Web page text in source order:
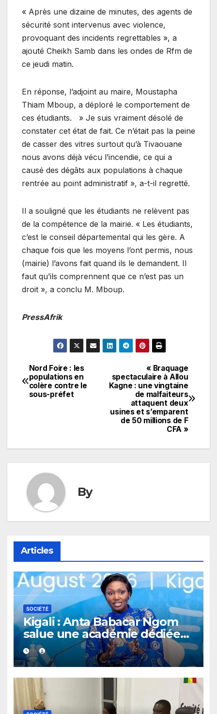
« Après une dizaine de minutes, des agents de
sécurité sont intervenus avec violence,
provoquant des incidents regrettables », a
ajouté Cheikh Samb dans les ondes de Rfm de
ce jeudi matin.
En réponse, l’adjoint au maire, Moustapha
Thiam Mboup, a déploré le comportement de
ces étudiants. » Je suis vraiment désolé de
constater cet état de fait. Ce n’était pas la peine
de casser des vitres surtout qu’à Tivaouane
nous avons déjà vécu l’incendie, ce qui a
causé des dégâts aux populations à chaque
rentrée au point administratif », a-t-il regretté.
Il a souligné que les étudiants ne relèvent pas
de la compétence de la mairie. « Les étudiants,
c’est le conseil départemental qui les gère. A
chaque fois que les moyens l’ont permis, nous
(mairie) l’avons fait quand ils le demandent. Il
faut qu’ils comprennent que ce n’est pas un
droit », a conclu M. Mboup.
PressAfrik
Navigation
de
« Braquage
spectaculaire à Allou
Kagne : une vingtaine
de malfaiteurs
attaquent deux
usines et s’emparent
de 50 millions de F
CFA »
Nord Foire : les
populations en
colère contre le
sous-préfet
By
Articles
SOCIÉTÉ
Kigali : Anta Babacar Ngom
salue une académie dédiée
au leadership politique des
femmes africaines